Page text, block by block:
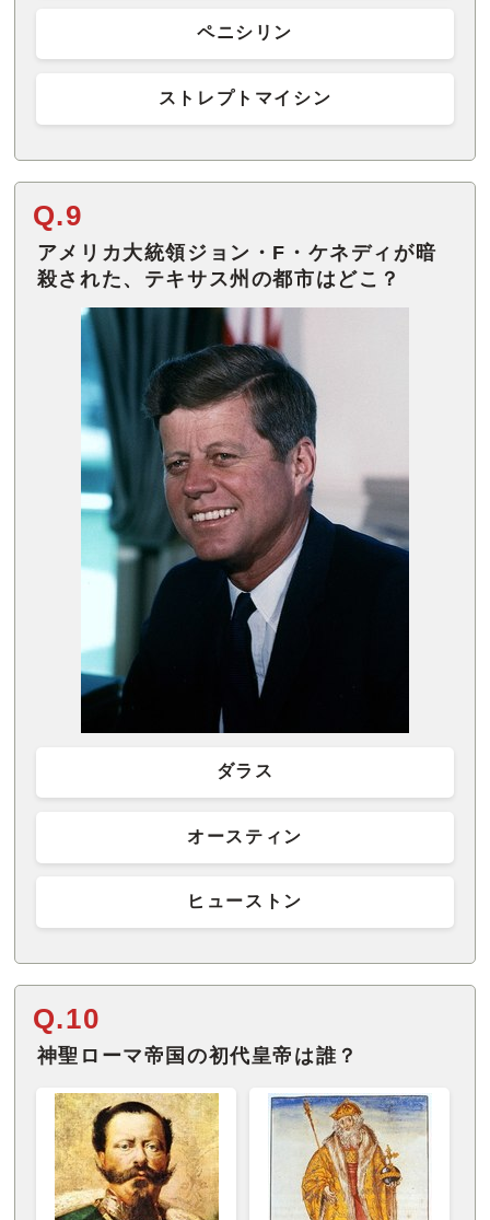
ペニシリン
ストレプトマイシン
Q.9
アメリカ大統領ジョン・F・ケネディが暗
殺された、テキサス州の都市はどこ？
ダラス
オースティン
ヒューストン
Q.10
神聖ローマ帝国の初代皇帝は誰？